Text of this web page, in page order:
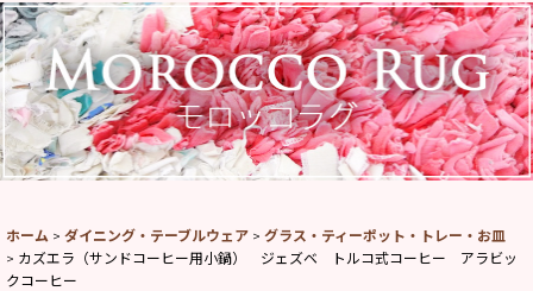
ホーム > ダイニング・テーブルウェア > グラス・ティーポット・トレー・お皿
> カズエラ（サンドコーヒー用小鍋） ジェズベ トルコ式コーヒー アラビッ
クコーヒー